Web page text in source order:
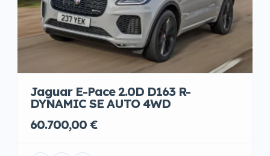
Jaguar E-Pace 2.0D D163 R-
DYNAMIC SE AUTO 4WD
60.700,00 €